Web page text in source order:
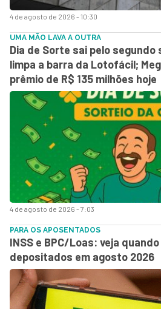
4 de agosto de 2026 - 10:30
4 de agosto de 2026 - 7:03
UMA MÃO LAVA A OUTRA
Dia de Sorte sai pelo
limpa a barra da Lotofácil;
prêmio de R$ 135 milhões hoje
PARA OS APOSENTADOS
INSS e BPC/Loas: veja
depositados em agosto 2026